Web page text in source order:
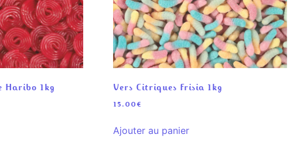
Haribo 1kg Vers Citriques Frisia 1kg
15.00€
Ajouter au panier